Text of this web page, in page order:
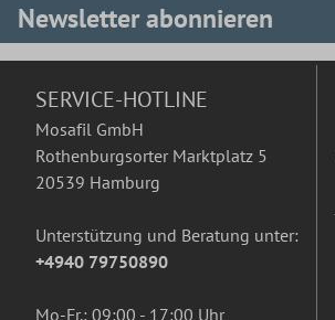
Newsletter abonnieren
SERVICE-HOTLINE
Mosafil GmbH
Rothenburgsorter Marktplatz 5
20539 Hamburg
Unterstützung und Beratung unter:
+4940 79750890
Mo-Fr.: 09:00 - 17:00 Uhr